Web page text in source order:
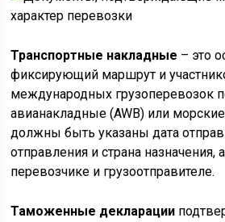
Транспортные накладные – это
фиксирующий маршрут и
международных грузоперевозок
авианакладные (AWB) или
должны быть указаны дата
отправления и страна назначения,
перевозчике и грузоотправителе.
Таможенные декларации